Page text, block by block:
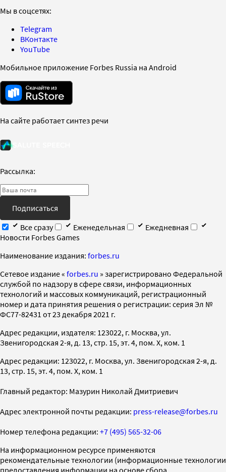
Мы в соцсетях:
Telegram
ВКонтакте
YouTube
Мобильное приложение Forbes Russia на Android
На сайте работает синтез речи
Рассылка:
Подписаться
Все сразу
Еженедельная
Ежедневная
Новости Forbes Games
Наименование издания: forbes.ru
Cетевое издание « forbes.ru » зарегистрировано Федеральной
службой по надзору в сфере связи, информационных
технологий и массовых коммуникаций, регистрационный
номер и дата принятия решения о регистрации: серия Эл №
ФС77-82431 от 23 декабря 2021 г.
Адрес редакции, издателя: 123022, г. Москва, ул.
Звенигородская 2-я, д. 13, стр. 15, эт. 4, пом. X, ком. 1
Адрес редакции: 123022, г. Москва, ул. Звенигородская 2-я, д.
13, стр. 15, эт. 4, пом. X, ком. 1
Главный редактор: Мазурин Николай Дмитриевич
Адрес электронной почты редакции: press-release@forbes.ru
Номер телефона редакции: +7 (495) 565-32-06
На информационном ресурсе применяются
рекомендательные технологии (информационные технологии
предоставления информации на основе сбора,